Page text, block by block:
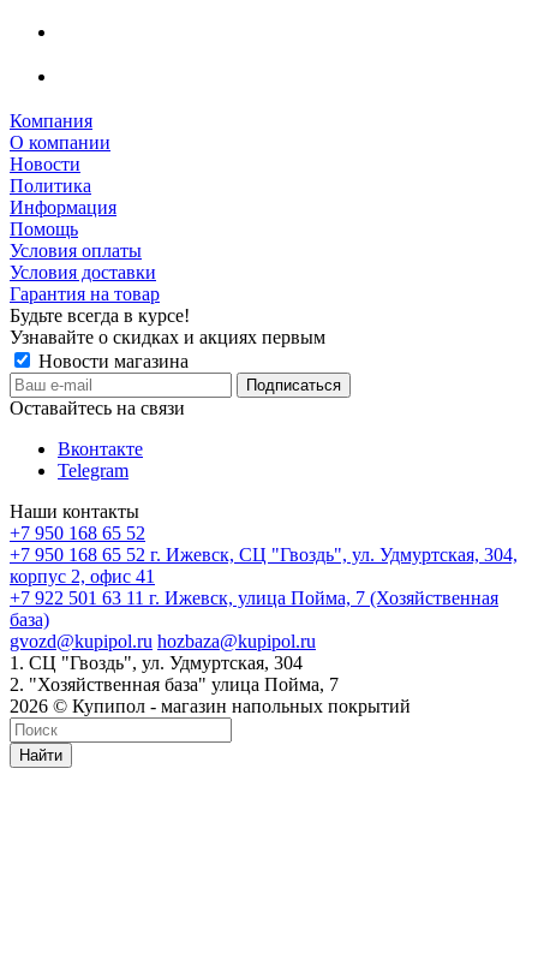
Компания
О компании
Новости
Политика
Информация
Помощь
Условия оплаты
Условия доставки
Гарантия на товар
Будьте всегда в курсе!
Узнавайте о скидках и акциях первым
Новости магазина
Оставайтесь на связи
Вконтакте
Telegram
Наши контакты
+7 950 168 65 52
+7 950 168 65 52 г. Ижевск, СЦ "Гвоздь", ул. Удмуртская, 304,
корпус 2, офис 41
+7 922 501 63 11 г. Ижевск, улица Пойма, 7 (Хозяйственная
база)
gvozd@kupipol.ru hozbaza@kupipol.ru
1. СЦ "Гвоздь", ул. Удмуртская, 304
2. "Хозяйственная база" улица Пойма, 7
2026 © Купипол - магазин напольных покрытий
Найти